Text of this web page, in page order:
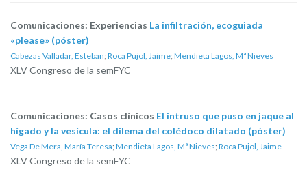
Comunicaciones: Experiencias La infiltración, ecoguiada
«please» (póster)
Cabezas Valladar, Esteban; Roca Pujol, Jaime; Mendieta Lagos, Mª Nieves
XLV Congreso de la semFYC
Comunicaciones: Casos clínicos El intruso que puso en jaque al
hígado y la vesícula: el dilema del colédoco dilatado (póster)
Vega De Mera, María Teresa; Mendieta Lagos, Mª Nieves; Roca Pujol, Jaime
XLV Congreso de la semFYC